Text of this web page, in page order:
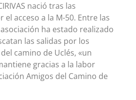
nació tras las
el acceso a la M-50. Entre las
ha estado realizado
las salidas por los
camino de Uclés, «un
gracias a la labor
Amigos del Camino de